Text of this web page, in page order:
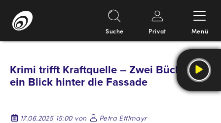
Inhalt
Suche Privat Menü
Krimi trifft Kraftquelle – Zwei Bücher,
ein Blick hinter die Fassade
17.06.2025 15:00 von Petra Ettlmayr